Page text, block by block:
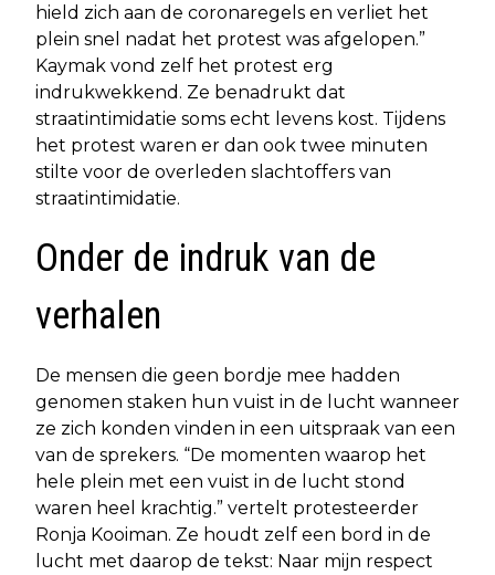
hield zich aan de coronaregels en verliet het
plein snel nadat het protest was afgelopen.”
Kaymak vond zelf het protest erg
indrukwekkend. Ze benadrukt dat
straatintimidatie soms echt levens kost. Tijdens
het protest waren er dan ook twee minuten
stilte voor de overleden slachtoffers van
straatintimidatie.
Onder de indruk van de
verhalen
De mensen die geen bordje mee hadden
genomen staken hun vuist in de lucht wanneer
ze zich konden vinden in een uitspraak van een
van de sprekers. “De momenten waarop het
hele plein met een vuist in de lucht stond
waren heel krachtig.” vertelt protesteerder
Ronja Kooiman. Ze houdt zelf een bord in de
lucht met daarop de tekst: Naar mijn respect